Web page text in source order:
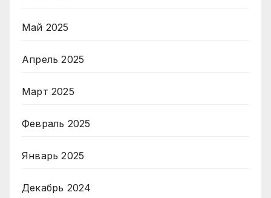
Май 2025
Апрель 2025
Март 2025
Февраль 2025
Январь 2025
Декабрь 2024